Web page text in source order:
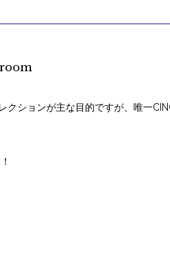
クションが主な目的ですが、唯一